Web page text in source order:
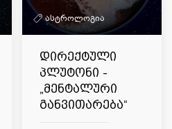
ასტროლოგია
დირექტული
პლუტონი -
„მენტალური
განვითარება“